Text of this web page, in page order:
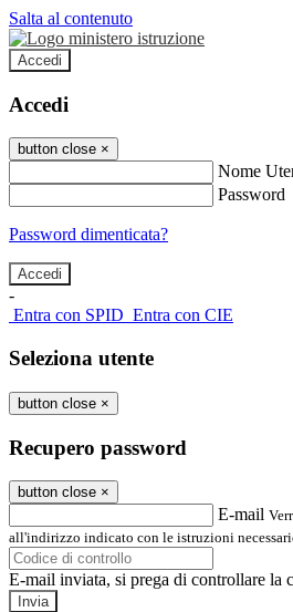
Salta al contenuto
Accedi
Accedi
button close ×
Nome
Password
Password dimenticata?
-
Entra con SPID Entra con CIE
Seleziona utente
button close ×
Recupero password
button close ×
E-mail
all'indirizzo indicato con le istruzioni
E-mail inviata, si prega di controllare la